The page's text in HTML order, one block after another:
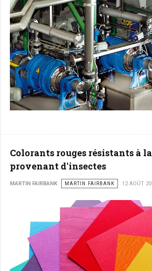
Colorants rouges résistants à
provenant d'insectes
MARTIN FAIRBANK MARTIN FAIRBANK 12 AOÛT